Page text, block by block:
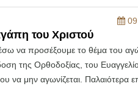
09
του Χριστού
να προσέξουμε το θέμα του
της Ορθοδοξίας, του
να μην αγωνίζεται. Παλαιότερα